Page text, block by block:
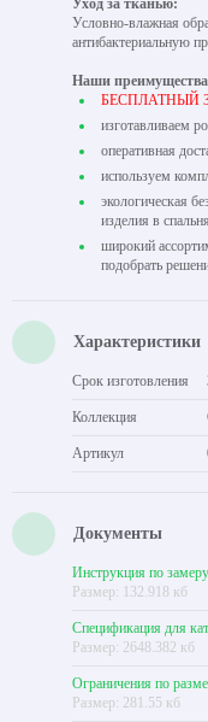
Уход за тканью:
Условно-влажная
антибактериальную
Наши
БЕСПЛАТНЫЙ
изготавливаем
оперативная
используем
экологическая
изделия в
широкий
подобрать
Характеристики
Срок изготовления
Коллекция
Артикул
Документы
Инструкция по
Размер: 132.918 кб
Спецификация для
Размер: 2648.382 кб
Ограничения по
Размер: 281.55 кб